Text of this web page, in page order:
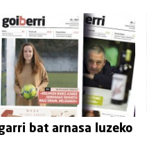
bat arnasa luzeko